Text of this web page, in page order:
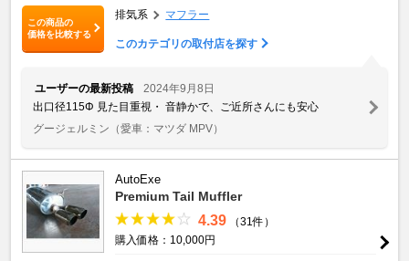
この商品の
価格を比較する
排気系 マフラー
このカテゴリの取付店を探す
ユーザーの最新投稿
2024年9月8日
出口径115Φ 見た目重視・ 音静かで、ご近所さんにも安心
グージェルミン （愛車：マツダ MPV）
AutoExe
Premium Tail Muffler
4.39
（31件）
購入価格：10,000円